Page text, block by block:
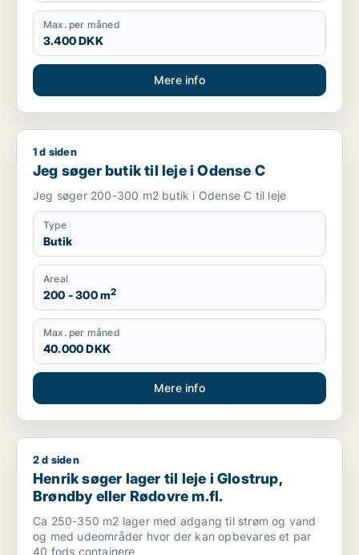
Max. per måned
3.400 DKK
Mere info
Jeg søger butik til leje i Odense C
1 d siden
Jeg søger butik til leje i Odense C
Jeg søger 200-300 m2 butik i Odense C til leje
Type
Butik
Areal
200 - 300 m2
Max. per måned
40.000 DKK
Mere info
Henrik søger lager til leje i Glostrup, Brøndby eller Rødovre
2 d siden
Henrik søger lager til leje i Glostrup,
Brøndby eller Rødovre m.fl.
Ca 250-350 m2 lager med adgang til strøm og vand
og med udeområder hvor der kan opbevares et par
40 fods containere